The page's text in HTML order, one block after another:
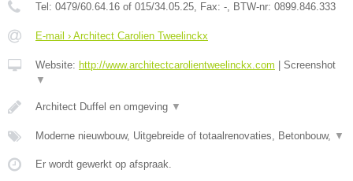
Tel: 0479/60.64.16 of 015/34.05.25, Fax: -, BTW-nr: 0899.846.333
E-mail › Architect Carolien Tweelinckx
Website: http://www.architectcarolientweelinckx.com
Screenshot
▼
Architect Duffel en omgeving ▼
Moderne nieuwbouw, Uitgebreide of totaalrenovaties, Betonbouw, ▼
Er wordt gewerkt op afspraak.